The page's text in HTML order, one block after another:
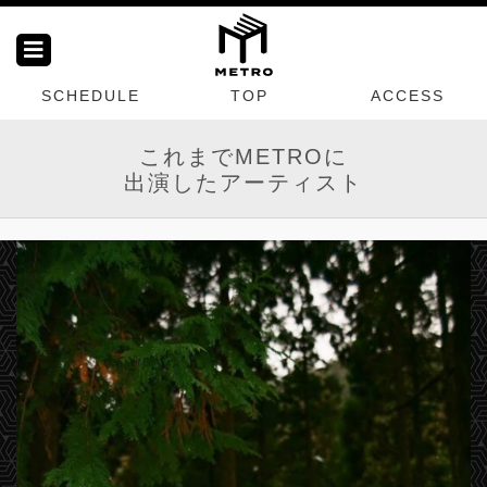
SCHEDULE TOP ACCESS
これまでMETROに
出演したアーティスト